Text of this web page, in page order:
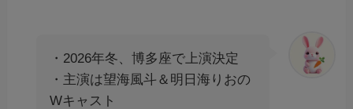
・2026年冬、博多座で上演決定
・主演は望海風斗＆明日海りおの
Wキャスト